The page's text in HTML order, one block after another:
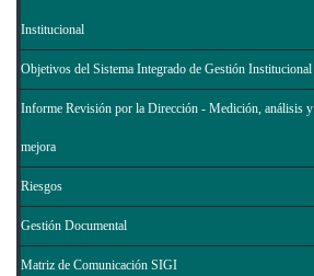
Institucional
Objetivos del Sistema Integrado de Gestión Institucional
Informe Revisión por la Dirección - Medición, análisis y
mejora
Riesgos
Gestión Documental
Matriz de Comunicación SIGI